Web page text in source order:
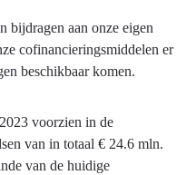
bijdragen aan onze eigen
cofinancieringsmiddelen er
beschikbaar komen.
voorzien in de
van in totaal € 24.6 mln.
van de huidige